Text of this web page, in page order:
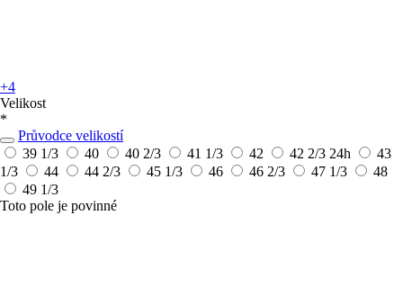
+4
Velikost
*
Průvodce velikostí
39 1/3
40 40 2/3 41 1/3 42 42 2/3 24h
43
1/3
44 44 2/3 45 1/3 46 46 2/3 47 1/3
48
49 1/3
Toto pole je povinné